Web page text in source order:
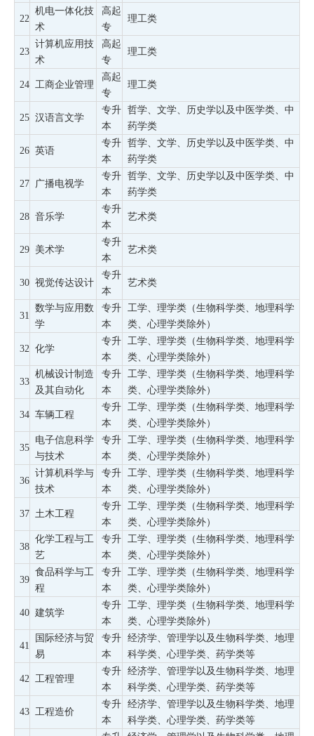
22
机电一体化技
术
高起
专
理工类
23
计算机应用技
术
高起
专
理工类
24 工商企业管理
高起
专
理工类
25 汉语言文学
专升
本
哲学、文学、历史学以及中医学类、中
药学类
26 英语
专升
本
哲学、文学、历史学以及中医学类、中
药学类
27 广播电视学
专升
本
哲学、文学、历史学以及中医学类、中
药学类
28 音乐学
专升
本
艺术类
29 美术学
专升
本
艺术类
30 视觉传达设计
专升
本
艺术类
31
数学与应用数
学
专升
本
工学、理学类（生物科学类、地理科学
类、心理学类除外）
32 化学
专升
本
工学、理学类（生物科学类、地理科学
类、心理学类除外）
33
机械设计制造
及其自动化
专升
本
工学、理学类（生物科学类、地理科学
类、心理学类除外）
34 车辆工程
专升
本
工学、理学类（生物科学类、地理科学
类、心理学类除外）
35
电子信息科学
与技术
专升
本
工学、理学类（生物科学类、地理科学
类、心理学类除外）
36
计算机科学与
技术
专升
本
工学、理学类（生物科学类、地理科学
类、心理学类除外）
37 土木工程
专升
本
工学、理学类（生物科学类、地理科学
类、心理学类除外）
38
化学工程与工
艺
专升
本
工学、理学类（生物科学类、地理科学
类、心理学类除外）
39
食品科学与工
程
专升
本
工学、理学类（生物科学类、地理科学
类、心理学类除外）
40 建筑学
专升
本
工学、理学类（生物科学类、地理科学
类、心理学类除外）
41
国际经济与贸
易
专升
本
经济学、管理学以及生物科学类、地理
科学类、心理学类、药学类等
42 工程管理
专升
本
经济学、管理学以及生物科学类、地理
科学类、心理学类、药学类等
43 工程造价
专升
本
经济学、管理学以及生物科学类、地理
科学类、心理学类、药学类等